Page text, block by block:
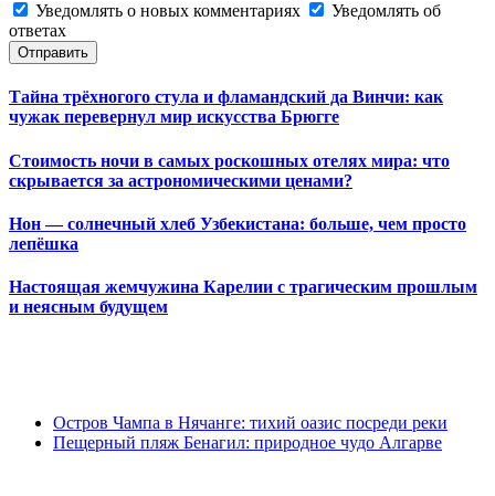
Уведомлять о новых комментариях
Уведомлять об
ответах
Отправить
Тайна трёхногого стула и фламандский да Винчи: как
чужак перевернул мир искусства Брюгге
Стоимость ночи в самых роскошных отелях мира: что
скрывается за астрономическими ценами?
Нон — солнечный хлеб Узбекистана: больше, чем просто
лепёшка
Настоящая жемчужина Карелии с трагическим прошлым
и неясным будущем
Остров Чампа в Нячанге: тихий оазис посреди реки
Пещерный пляж Бенагил: природное чудо Алгарве